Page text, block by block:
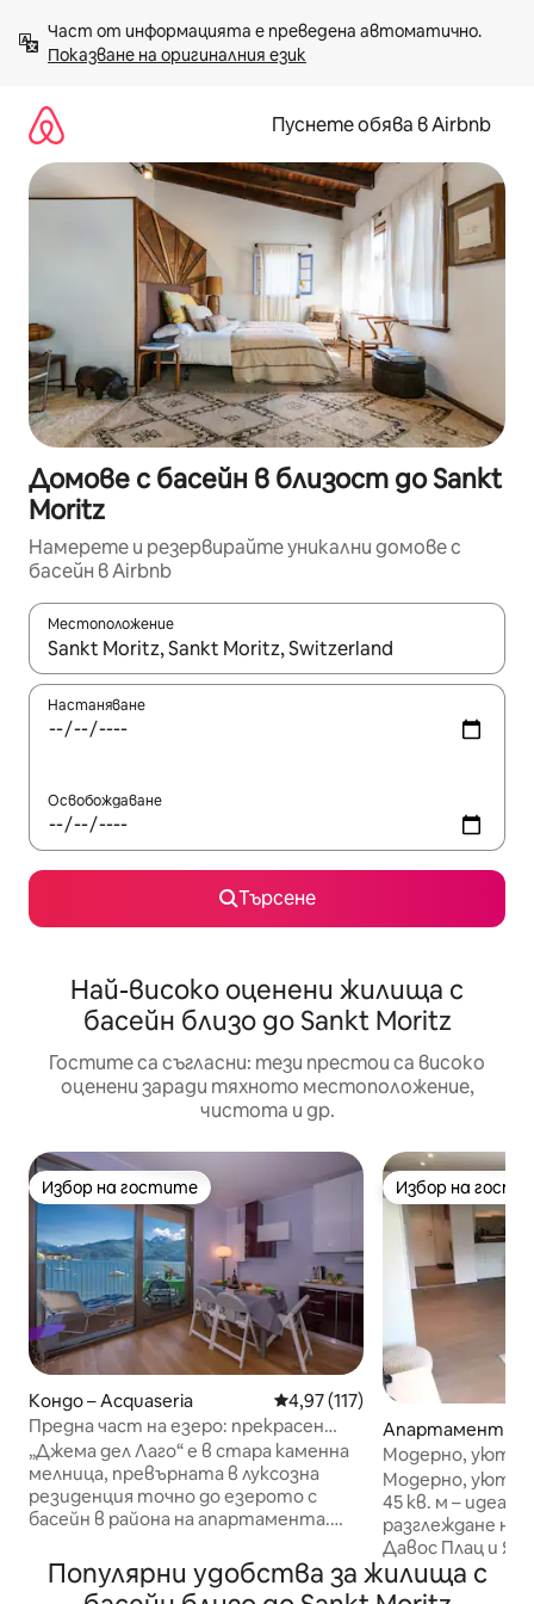
към
съдържанието
Показване на оригиналния език
Пуснете обява в Airbnb
Домове с басейн в близост до Sankt
Moritz
Намерете и резервирайте уникални домове с
басейн в Airbnb
Местоположение
Когато резултатите се покажат, използвайте
Настаняване
Освобождаване
Търсене
Най-високо оценени жилища с
басейн близо до Sankt Moritz
Гостите са съгласни: тези престои са високо
оценени заради тяхното местоположение,
чистота и др.
Избор на гостите
Избор на гостите
Кондо – Acquaseria Средна оценка: 4,97 от 5,
4,97 (117)
Предна част на езеро: прекрасен
апартамент с 1 спалня и басейн в
жилищен блок
„Джема дел Лаго“ е в стара каменна
мелница, превърната в луксозна
резиденция точно до езерото с
басейн в района на апартамента.
с 1 спалня има каменни стени и
дървени подове със спираща дъха
Избор на
Избор на
Апартамент –
Модерно, уютно
центъра на
Модерно, уютно
45 кв. м –
разглеждане
Давос Плац и
10 минути пеша.
оборудвана
Популярни удобства за жилища с